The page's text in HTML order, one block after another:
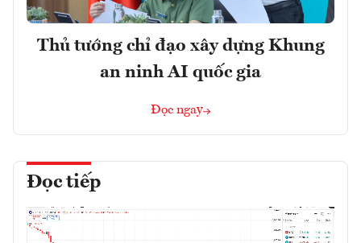
Thủ tướng chỉ đạo xây dựng Khung
an ninh AI quốc gia
Đọc ngay
Đọc tiếp